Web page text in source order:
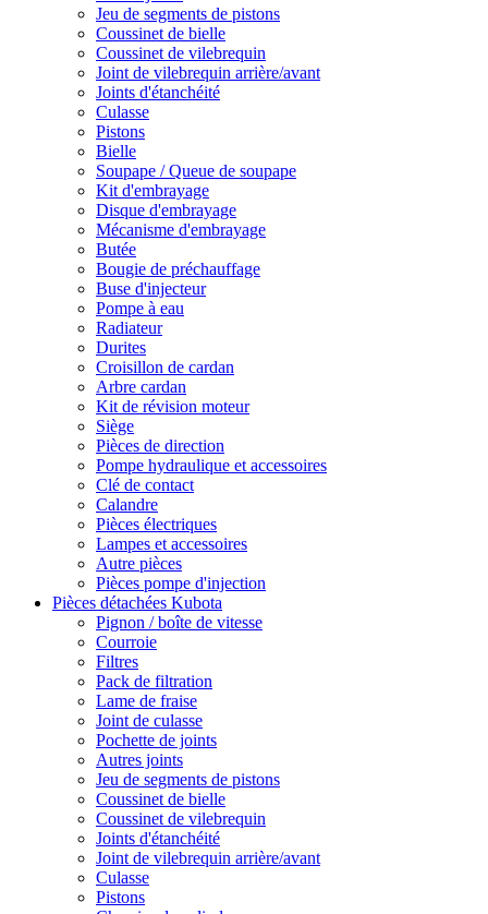
Jeu de segments de pistons
Coussinet de bielle
Coussinet de vilebrequin
Joint de vilebrequin arrière/avant
Joints d'étanchéité
Culasse
Pistons
Bielle
Soupape / Queue de soupape
Kit d'embrayage
Disque d'embrayage
Mécanisme d'embrayage
Butée
Bougie de préchauffage
Buse d'injecteur
Pompe à eau
Radiateur
Durites
Croisillon de cardan
Arbre cardan
Kit de révision moteur
Siège
Pièces de direction
Pompe hydraulique et accessoires
Clé de contact
Calandre
Pièces électriques
Lampes et accessoires
Autre pièces
Pièces pompe d'injection
Pièces détachées Kubota
Pignon / boîte de vitesse
Courroie
Filtres
Pack de filtration
Lame de fraise
Joint de culasse
Pochette de joints
Autres joints
Jeu de segments de pistons
Coussinet de bielle
Coussinet de vilebrequin
Joints d'étanchéité
Joint de vilebrequin arrière/avant
Culasse
Pistons